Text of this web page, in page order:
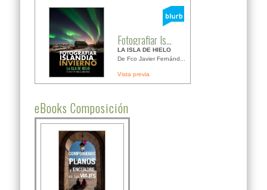
Fotografiar Is...
LA ISLA DE HIELO
De Fco Javier Fernánd...
Vista previa
eBooks Composición